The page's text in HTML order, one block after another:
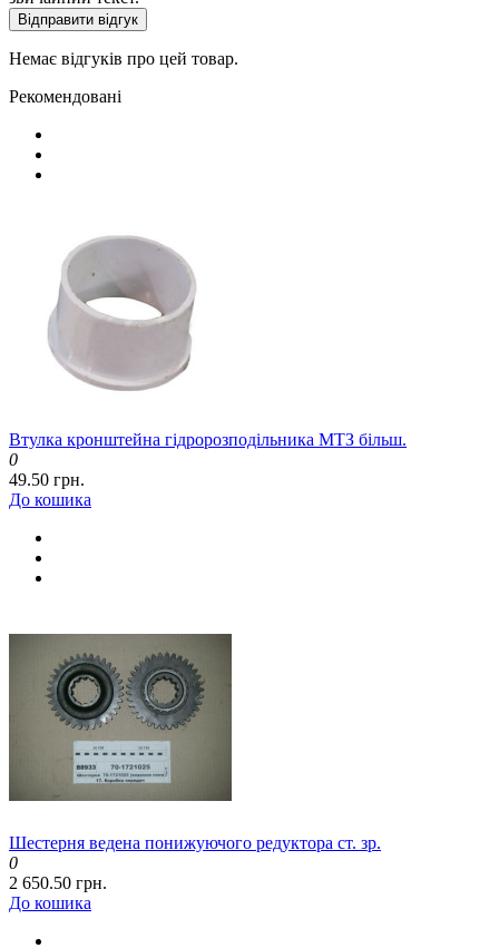
Відправити відгук
Немає відгуків про цей товар.
Рекомендовані
Втулка кронштейна гідророзподільника МТЗ більш.
0
49.50 грн.
До кошика
Шестерня ведена понижуючого редуктора ст. зр.
0
2 650.50 грн.
До кошика